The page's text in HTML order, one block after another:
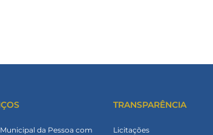
da Pessoa com
TRANSPARÊNCIA
Licitações